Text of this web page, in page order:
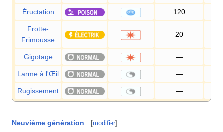
Éructation 120
Frotte-
Frimousse
20
Gigotage —
Larme à l'Œil —
Rugissement —
Neuvième génération [modifier]